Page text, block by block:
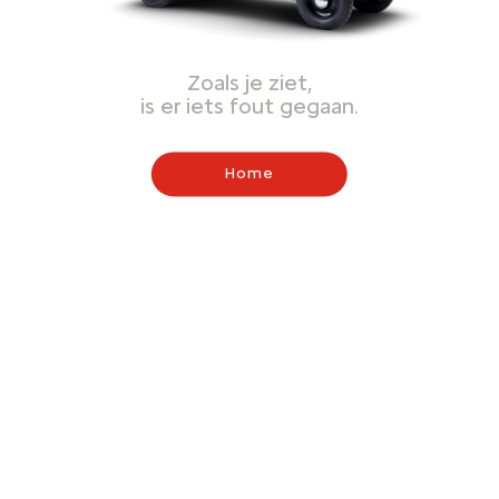
Zoals je ziet,
is er iets fout gegaan.
Home